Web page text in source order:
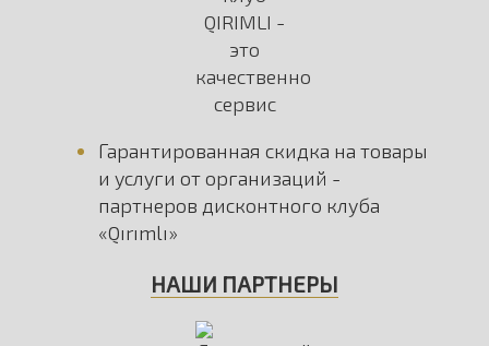
Гарантированная скидка на товары
и услуги от организаций -
партнеров дисконтного клуба
«Qırımlı»
НАШИ ПАРТНЕРЫ